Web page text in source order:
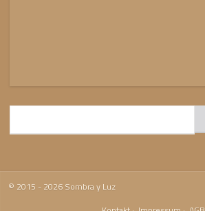
© 2015 - 2026 Sombra y Luz